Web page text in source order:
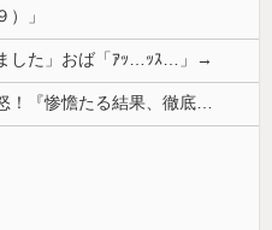
）」
した」おば「ｱｯ…ｯｽ…」→
韓国人「安貞桓が韓国代表に激怒！『惨憺たる結果、徹底的な刷新が必要だ』と監督や協会を痛烈批判」